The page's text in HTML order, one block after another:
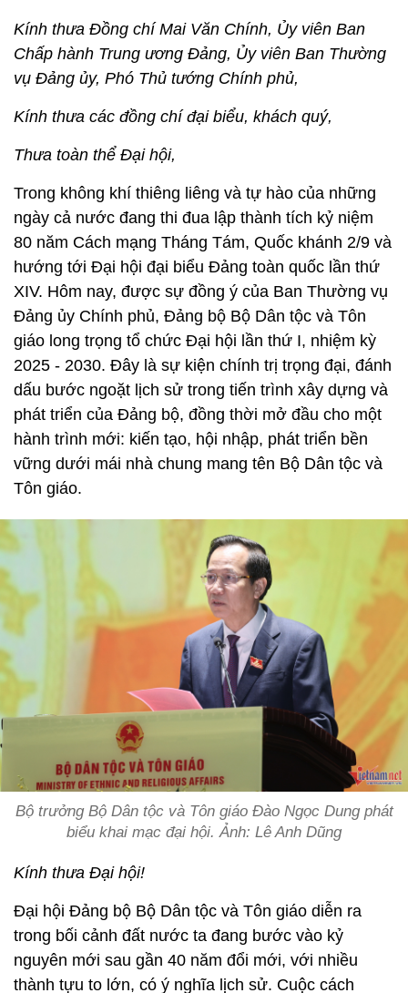
Kính thưa Đồng chí Mai Văn Chính, Ủy viên Ban
Chấp hành Trung ương Đảng, Ủy viên Ban Thường
vụ Đảng ủy, Phó Thủ tướng Chính phủ,
Kính thưa các đồng chí đại biểu, khách quý,
Thưa toàn thể Đại hội,
Trong không khí thiêng liêng và tự hào của những
ngày cả nước đang thi đua lập thành tích kỷ niệm
80 năm Cách mạng Tháng Tám, Quốc khánh 2/9 và
hướng tới Đại hội đại biểu Đảng toàn quốc lần thứ
XIV. Hôm nay, được sự đồng ý của Ban Thường vụ
Đảng ủy Chính phủ, Đảng bộ Bộ Dân tộc và Tôn
giáo long trọng tổ chức Đại hội lần thứ I, nhiệm kỳ
2025 - 2030. Đây là sự kiện chính trị trọng đại, đánh
dấu bước ngoặt lịch sử trong tiến trình xây dựng và
phát triển của Đảng bộ, đồng thời mở đầu cho một
hành trình mới: kiến tạo, hội nhập, phát triển bền
vững dưới mái nhà chung mang tên Bộ Dân tộc và
Tôn giáo.
Bộ trưởng Bộ Dân tộc và Tôn giáo Đào Ngọc Dung phát
biểu khai mạc đại hội. Ảnh: Lê Anh Dũng
Kính thưa Đại hội!
Đại hội Đảng bộ Bộ Dân tộc và Tôn giáo diễn ra
trong bối cảnh đất nước ta đang bước vào kỷ
nguyên mới sau gần 40 năm đổi mới, với nhiều
thành tựu to lớn, có ý nghĩa lịch sử. Cuộc cách